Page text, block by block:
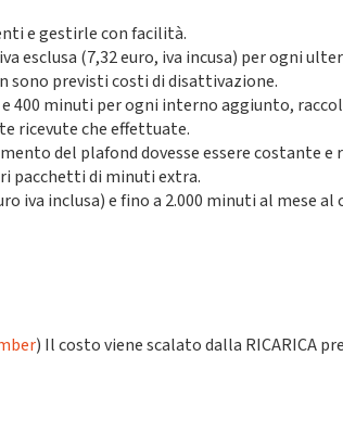
e gestirle con facilità.
esclusa (7,32 euro, iva incusa) per ogni
sono previsti costi di disattivazione.
400 minuti per ogni interno aggiunto,
ricevute che effettuate.
del plafond dovesse essere costante e
pacchetti di minuti extra.
iva inclusa) e fino a 2.000 minuti al mese al
) Il costo viene scalato dalla RICARICA